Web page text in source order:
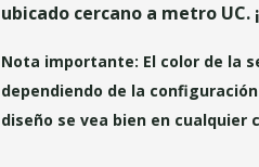
ubicado cercano a metro UC.
Nota importante: El color de la
dependiendo de la
diseño se vea bien en cualquier